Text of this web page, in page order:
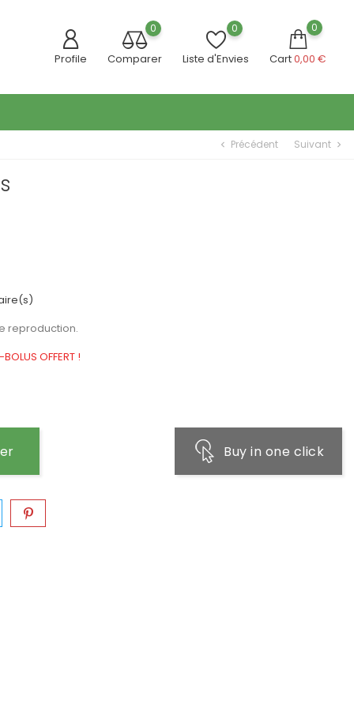
Profile
0
Comparer
0
Liste d'Envies
0
Cart0,00 €
chevron_left Précédent Suivant chevron_right
reproduction.
OFFERT !
Buy in one click